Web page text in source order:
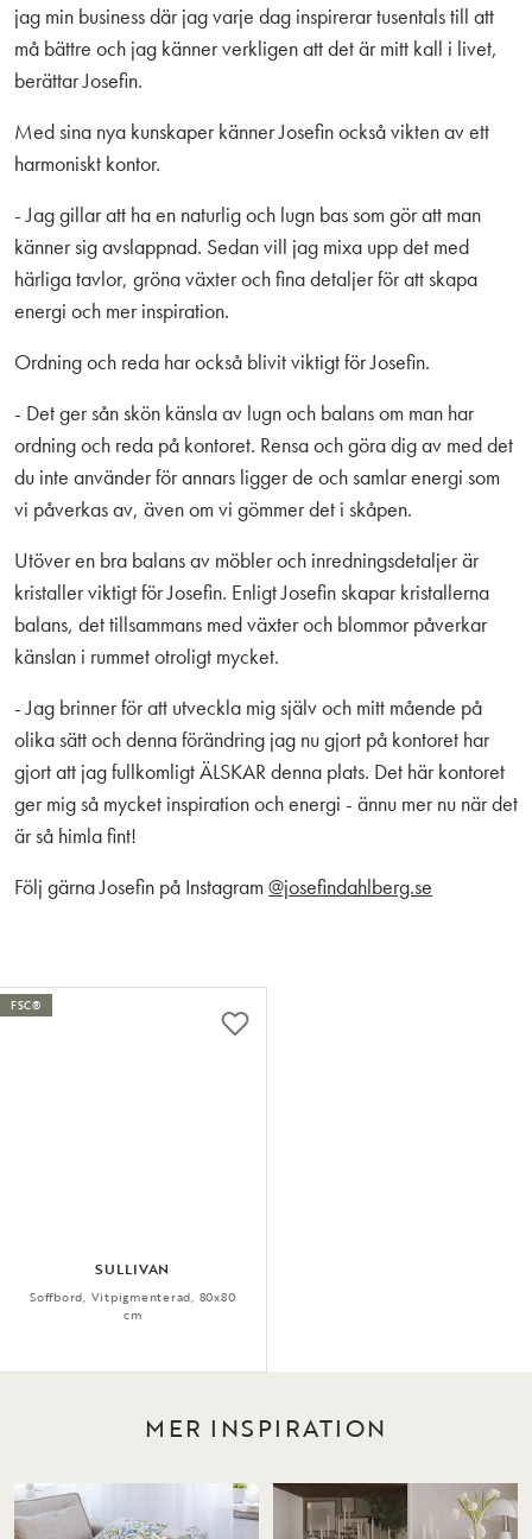
jag min business där jag varje dag inspirerar tusentals till att
må bättre och jag känner verkligen att det är mitt kall i livet,
berättar Josefin.
Med sina nya kunskaper känner Josefin också vikten av ett
harmoniskt kontor.
- Jag gillar att ha en naturlig och lugn bas som gör att man
känner sig avslappnad. Sedan vill jag mixa upp det med
härliga tavlor, gröna växter och fina detaljer för att skapa
energi och mer inspiration.
Ordning och reda har också blivit viktigt för Josefin.
- Det ger sån skön känsla av lugn och balans om man har
ordning och reda på kontoret. Rensa och göra dig av med det
du inte använder för annars ligger de och samlar energi som
vi påverkas av, även om vi gömmer det i skåpen.
Utöver en bra balans av möbler och inredningsdetaljer är
kristaller viktigt för Josefin. Enligt Josefin skapar kristallerna
balans, det tillsammans med växter och blommor påverkar
känslan i rummet otroligt mycket.
- Jag brinner för att utveckla mig själv och mitt mående på
olika sätt och denna förändring jag nu gjort på kontoret har
gjort att jag fullkomligt ÄLSKAR denna plats. Det här kontoret
ger mig så mycket inspiration och energi - ännu mer nu när det
är så himla fint!
Följ gärna Josefin på Instagram @josefindahlberg.se
SULLIVAN
Soffbord, Vitpigmenterad, 80x80
cm
FSC®
MER INSPIRATION